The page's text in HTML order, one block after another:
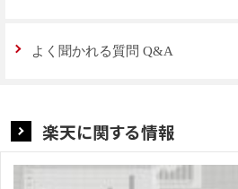
よく聞かれる質問 Q&A
楽天に関する情報